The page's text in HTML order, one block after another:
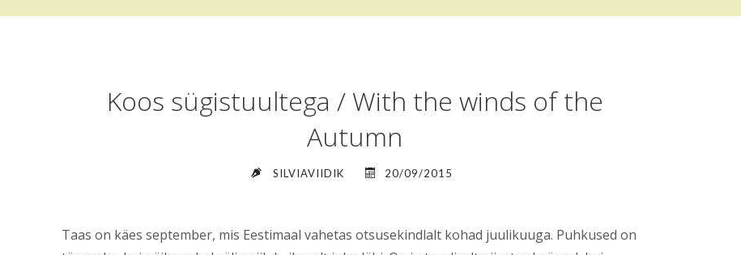
Koos sügistuultega / With the winds of the
Autumn
SILVIAVIIDIK 20/09/2015
Taas on käes september, mis Eestimaal vahetas otsusekindlalt kohad juulikuuga. Puhkused on